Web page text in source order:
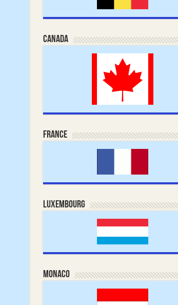
Canada
France
Luxembourg
Monaco